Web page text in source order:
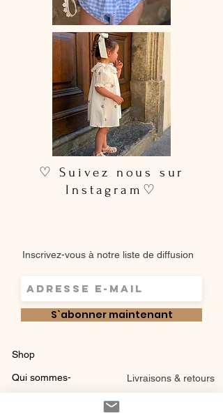
en cours.
♡ Lavage à la main ou en machine
30° max, couleurs similaires, cycle
délicat. Ne pas utilser de sèche-linge.
♡ Suivez nous sur
Instagram♡
Inscrivez-vous à notre liste de diffusion
S`abonner maintenant
Shop
Qui sommes-
instagram
Livraisons & retours